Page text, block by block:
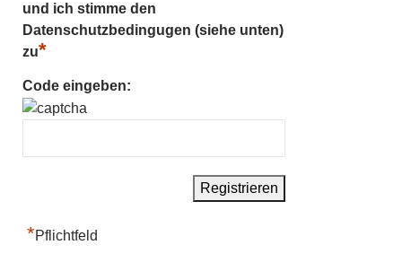
und ich stimme den
Datenschutzbedingugen (siehe unten)
zu*
Code eingeben:
*Pflichtfeld